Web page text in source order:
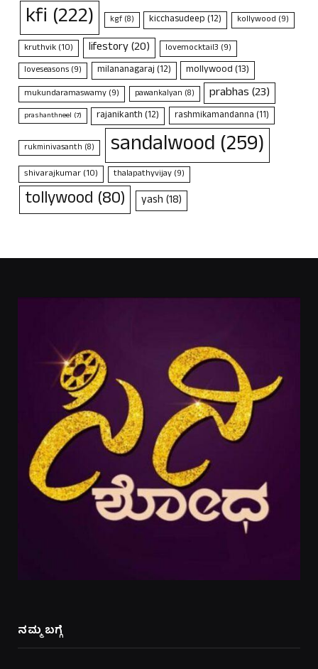
kfi (222) kgf(8) kicchasudeep(12) kollywood (9)
kruthvik(10) lifestory(20) lovemocktail3 (9)
loveseasons (9) milananagaraj(12) mollywood(13)
mukundaramaswamy (9) pawankalyan (8) prabhas(23)
prashanthneel (7) rajanikanth(12) rashmikamandanna(11)
rukminivasanth (8) sandalwood (259)
shivarajkumar(10) thalapathyvijay(9)
tollywood (80) yash(18)
ನಮ್ಮ ಬಗ್ಗೆ